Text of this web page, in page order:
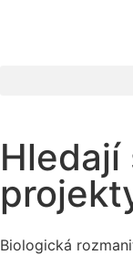
Hledají
Biologická